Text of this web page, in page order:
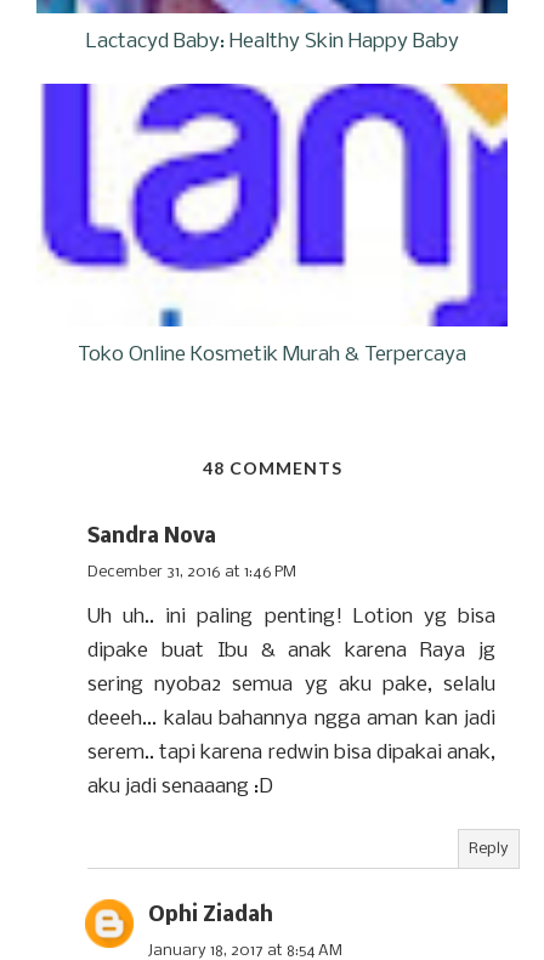
Lactacyd Baby: Healthy Skin Happy Baby
Toko Online Kosmetik Murah & Terpercaya
48 COMMENTS
Sandra Nova
December 31, 2016 at 1:46 PM
Uh uh.. ini paling penting! Lotion yg bisa
dipake buat Ibu & anak karena Raya jg
sering nyoba2 semua yg aku pake, selalu
deeeh... kalau bahannya ngga aman kan jadi
serem.. tapi karena redwin bisa dipakai anak,
aku jadi senaaang :D
Reply
Ophi Ziadah
January 18, 2017 at 8:54 AM